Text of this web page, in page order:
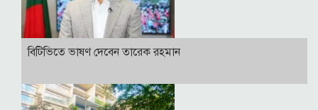
বি‌টি‌ভিতে ভাষণ দেবেন তারেক রহমান